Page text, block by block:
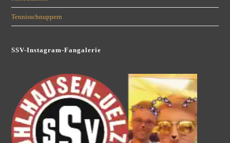
Tennisschnuppern
SSV-Instagram-Fangalerie